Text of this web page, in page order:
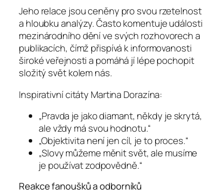
Jeho relace jsou ceněny pro svou rzetelnost
a hloubku analýzy. Často komentuje události
mezinárodního dění ve svých rozhovorech a
publikacích, čímž přispívá k informovanosti
široké veřejnosti a pomáhá jí lépe pochopit
složitý svět kolem nás.
Inspirativní citáty Martina Dorazína:
„Pravda je jako diamant, někdy je skrytá,
ale vždy má svou hodnotu.“
„Objektivita není jen cíl, je to proces.“
„Slovy můžeme měnit svět, ale musíme
je používat zodpovědně.“
Reakce fanoušků a odborníků